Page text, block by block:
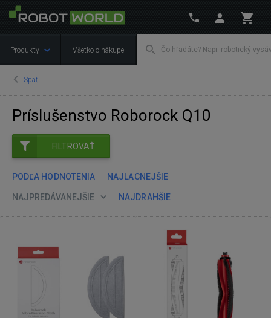
Produkty Všetko o nákupe
Späť
Príslušenstvo Roborock Q10
FILTROVAŤ
PODĽA HODNOTENIA NAJLACNEJŠIE
NAJPREDÁVANEJŠIE NAJDRAHŠIE